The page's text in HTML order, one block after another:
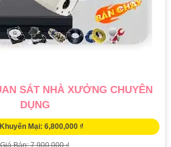
SÁT NHÀ XƯỞNG CHUYÊN
DỤNG
Mại: 6,800,000 ₫
Giá Bán: 7,900,000 ₫